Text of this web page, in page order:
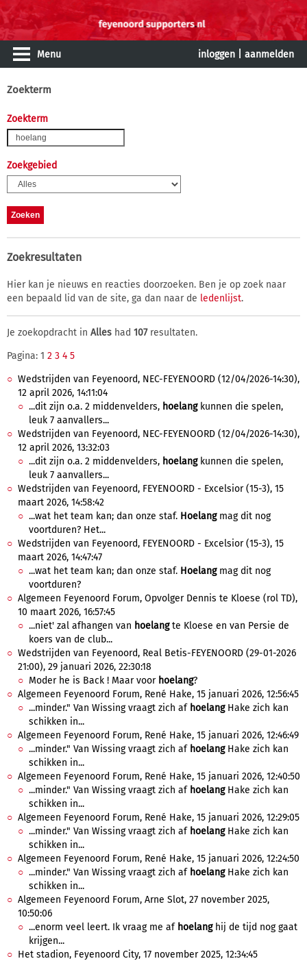
Menu inloggen aanmelden
Zoekterm
Zoekterm
Zoekgebied
Zoekresultaten
Hier kan je nieuws en reacties doorzoeken. Ben je op zoek naar
een bepaald lid van de site, ga dan naar de ledenlijst.
Je zoekopdracht in Alles had 107resultaten.
Pagina: 1 2 3 4 5
Wedstrijden van Feyenoord, NEC-FEYENOORD (12/04/2026-14:30),
12 april 2026, 14:11:04
...dit zijn o.a. 2 middenvelders, hoelangkunnen die spelen,
leuk 7 aanvallers...
Wedstrijden van Feyenoord, NEC-FEYENOORD (12/04/2026-14:30),
12 april 2026, 13:32:03
...dit zijn o.a. 2 middenvelders, hoelangkunnen die spelen,
leuk 7 aanvallers...
Wedstrijden van Feyenoord, FEYENOORD - Excelsior (15-3), 15
maart 2026, 14:58:42
...wat het team kan; dan onze staf. Hoelangmag dit nog
voortduren? Het...
Wedstrijden van Feyenoord, FEYENOORD - Excelsior (15-3), 15
maart 2026, 14:47:47
...wat het team kan; dan onze staf. Hoelangmag dit nog
voortduren?
Algemeen Feyenoord Forum, Opvolger Dennis te Kloese (rol TD),
10 maart 2026, 16:57:45
...niet' zal afhangen van hoelangte Kloese en van Persie de
koers van de club...
Wedstrijden van Feyenoord, Real Betis-FEYENOORD (29-01-2026
21:00), 29 januari 2026, 22:30:18
Moder he is Back ! Maar voor hoelang?
Algemeen Feyenoord Forum, René Hake, 15 januari 2026, 12:56:45
...minder." Van Wissing vraagt zich af hoelangHake zich kan
schikken in...
Algemeen Feyenoord Forum, René Hake, 15 januari 2026, 12:46:49
...minder." Van Wissing vraagt zich af hoelangHake zich kan
schikken in...
Algemeen Feyenoord Forum, René Hake, 15 januari 2026, 12:40:50
...minder." Van Wissing vraagt zich af hoelangHake zich kan
schikken in...
Algemeen Feyenoord Forum, René Hake, 15 januari 2026, 12:29:05
...minder." Van Wissing vraagt zich af hoelangHake zich kan
schikken in...
Algemeen Feyenoord Forum, René Hake, 15 januari 2026, 12:24:50
...minder." Van Wissing vraagt zich af hoelangHake zich kan
schikken in...
Algemeen Feyenoord Forum, Arne Slot, 27 november 2025,
10:50:06
...enorm veel leert. Ik vraag me af hoelanghij de tijd nog gaat
krijgen...
Het stadion, Feyenoord City, 17 november 2025, 12:34:45